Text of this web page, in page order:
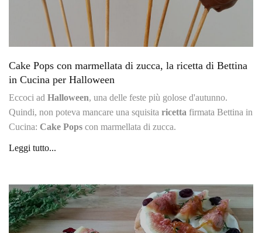
Cake Pops con marmellata di zucca, la ricetta di Bettina
in Cucina per Halloween
Eccoci ad Halloween, una delle feste più golose d'autunno.
Quindi, non poteva mancare una squisita ricetta firmata Bettina in
Cucina: Cake Pops con marmellata di zucca.
Leggi tutto...